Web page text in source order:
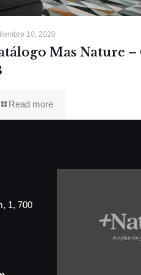
10, 2020
Mas Nature
Read more
1, 700